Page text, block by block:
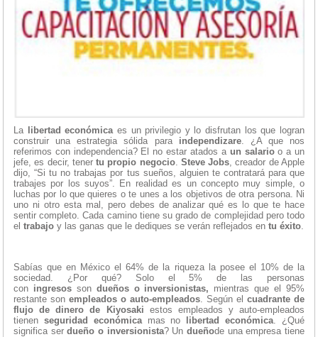
La libertad económica es un privilegio y lo disfrutan los que logran
construir una estrategia sólida para independizare. ¿A que nos
referimos con independencia? El no estar atados aun salarioo a un
jefe, es decir, tenertu propio negocio. Steve Jobs , creador de Apple
dijo, “Si tu no trabajas por tus sueños, alguien te contratará para que
trabajes por los suyos”. En realidad es un concepto muy simple, o
luchas por lo que quieres o te unes a los objetivos de otra persona. Ni
uno ni otro esta mal, pero debes de analizar qué es lo que te hace
sentir completo. Cada camino tiene su grado de complejidad pero todo
el trabajo y las ganas que le dediques se verán reflejados en tu éxito
Sabías que en México el 64% de la riqueza la posee el 10% de la
sociedad. ¿Por qué? Solo el 5% de las personas
con ingresos son dueños o inversionistas, mientras que el 95%
restante son empleados o auto-empleados . Según el cuadrante de
flujo de dinero de Kiyosaki estos empleados y auto-empleados
tienen seguridad económicamas no libertad económica . ¿Qué
significa serdueño o inversionista? Undueñode una empresa tiene